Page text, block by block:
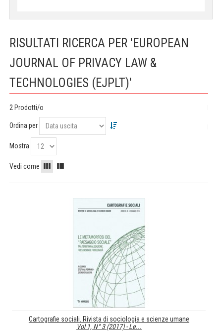
RISULTATI RICERCA PER 'EUROPEAN
JOURNAL OF PRIVACY LAW &
TECHNOLOGIES (EJPLT)'
2 Prodotti/o
Ordina per
Mostra
Vedi come
Cartografie sociali. Rivista di sociologia e scienze umane
Vol 1, N° 3 (2017) -Le...